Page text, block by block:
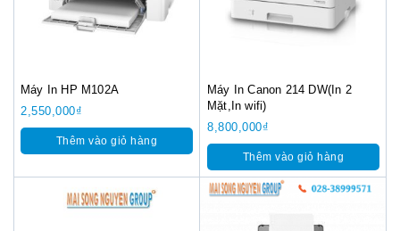
Máy In HP M102A
2,550,000₫
Thêm vào giỏ hàng
Máy In Canon 214 DW(In 2
Mặt,In wifi)
8,800,000₫
Thêm vào giỏ hàng